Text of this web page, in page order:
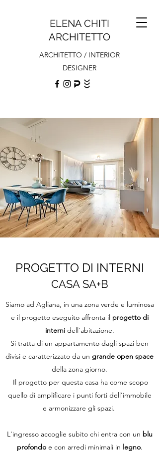
ELENA CHITI
ARCHITETTO
ARCHITETTO / INTERIOR
DESIGNER
PROGETTO DI INTERNI
CASA SA+B
Siamo ad Agliana, in una zona verde e luminosa
e il progetto eseguito affronta il progetto di
internidell'abitazione.
Si tratta di un appartamento dagli spazi ben
divisi e caratterizzato da un grande open space
della zona giorno.
Il progetto per questa casa ha come scopo
quello di amplificare i punti forti dell'immobile
e armonizzare gli spazi.
L'ingresso accoglie subito chi entra con un blu
profondoe con arredi minimali in legno.